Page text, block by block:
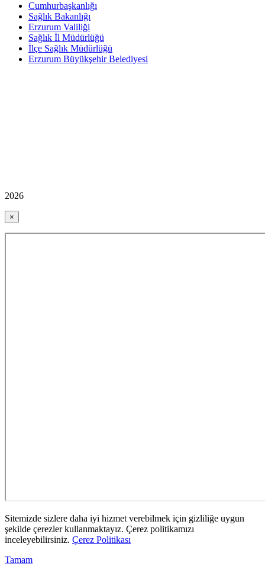
Cumhurbaşkanlığı
Sağlık Bakanlığı
Erzurum Valiliği
Sağlık İl Müdürlüğü
İlçe Sağlık Müdürlüğü
Erzurum Büyükşehir Belediyesi
2026
×
Sitemizde sizlere daha iyi hizmet verebilmek için gizliliğe uygun
şekilde çerezler kullanmaktayız. Çerez politikamızı
inceleyebilirsiniz. Çerez Politikası
Tamam